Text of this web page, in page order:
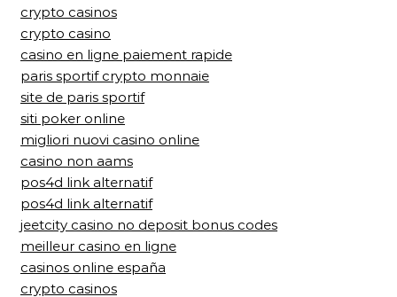
crypto casinos
crypto casino
casino en ligne paiement rapide
paris sportif crypto monnaie
site de paris sportif
siti poker online
migliori nuovi casino online
casino non aams
pos4d link alternatif
pos4d link alternatif
jeetcity casino no deposit bonus codes
meilleur casino en ligne
casinos online españa
crypto casinos